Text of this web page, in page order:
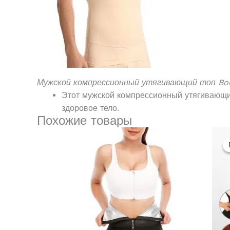
Мужской компрессионный утягивающий топ
Этот мужской компрессионный
здоровое тело.
Похожие товары
товар
имеет
несколько
вариаций.
Опции
можно
выбрать